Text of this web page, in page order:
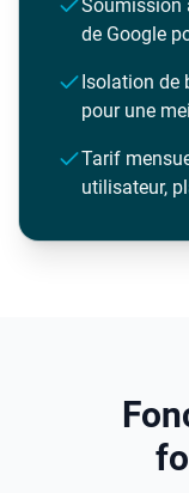
Soumission
de Google
Isolation de
pour une
Tarif
utilisateur,